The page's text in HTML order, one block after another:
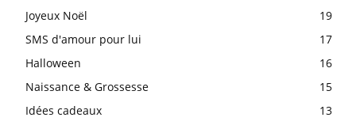
Joyeux Noël
19
SMS d'amour pour lui
17
Halloween
16
Naissance & Grossesse
15
Idées cadeaux
13